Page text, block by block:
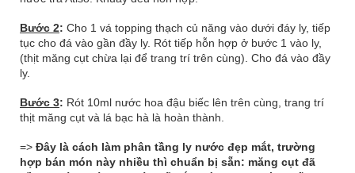
Bước 2: Cho 1 vá topping thạch củ năng vào dưới đáy ly, tiếp
tục cho đá vào gần đầy ly. Rót tiếp hỗn hợp ở bước 1 vào ly,
(thịt măng cụt chừa lại để trang trí trên cùng). Cho đá vào đầy
ly.
Bước 3: Rót 10ml nước hoa đậu biếc lên trên cùng, trang trí
thịt măng cụt và lá bạc hà là hoàn thành.
=> Đây là cách làm phân tầng ly nước đẹp mắt, trường
hợp bán món này nhiều thì chuẩn bị sẵn: măng cụt đã